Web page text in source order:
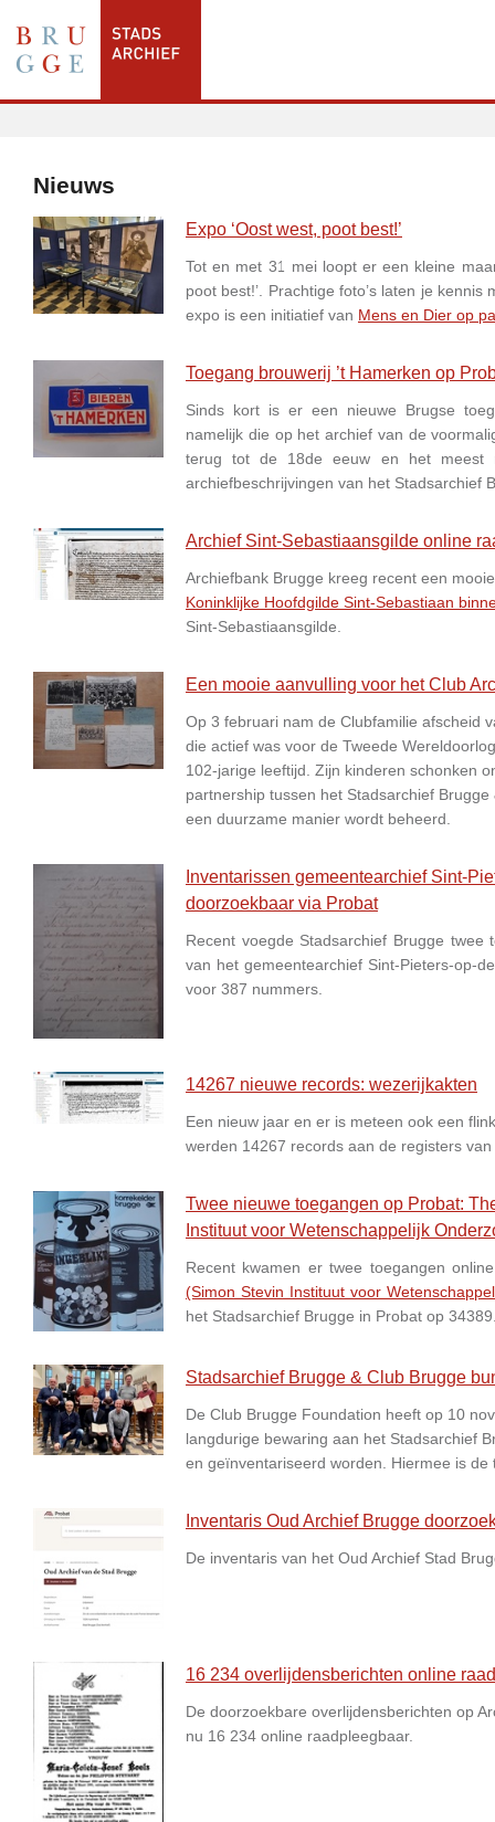
Nieuws
Expo ‘Oost west, poot best!’
Tot en met 31 mei loopt er een kleine
poot best!’. Prachtige foto’s laten je
expo is een initiatief van Mens en Dier op
Toegang brouwerij ’t Hamerken op
Sinds kort is er een nieuwe Brugse
namelijk die op het archief van de
terug tot de 18de eeuw en het meest
archiefbeschrijvingen van het Stadsarchief
Archief Sint-Sebastiaansgilde online
Archiefbank Brugge kreeg recent een
Koninklijke Hoofdgilde Sint-Sebastiaan
Sint-Sebastiaansgilde.
Een mooie aanvulling voor het Club
Op 3 februari nam de Clubfamilie afscheid
die actief was voor de Tweede
102-jarige leeftijd. Zijn kinderen schonken
partnership tussen het Stadsarchief
een duurzame manier wordt beheerd.
Inventarissen gemeentearchief Sint-
doorzoekbaar via Probat
Recent voegde Stadsarchief Brugge
van het gemeentearchief Sint-Pieters-op-
voor 387 nummers.
14267 nieuwe records: wezerijkakten
Een nieuw jaar en er is meteen ook een
werden 14267 records aan de registers
Twee nieuwe toegangen op Probat:
Instituut voor Wetenschappelijk
Recent kwamen er twee toegangen
(Simon Stevin Instituut voor
het Stadsarchief Brugge in Probat op
Stadsarchief Brugge & Club Brugge
De Club Brugge Foundation heeft op 10
langdurige bewaring aan het Stadsarchief
en geïnventariseerd worden. Hiermee is
Inventaris Oud Archief Brugge
De inventaris van het Oud Archief Stad
16 234 overlijdensberichten online
De doorzoekbare overlijdensberichten op
nu 16 234 online raadpleegbaar.